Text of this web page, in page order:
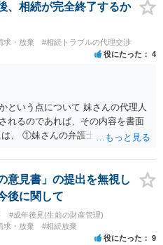
、相続が完全終了するか
求・放棄 #相続トラブルの代理交渉
役にたった 4
という点について 妹さんの代理人
れるのであれば、その内容を書面
、 ①妹さんの弁護士に対して、連
載した合意書等の書面を作成して
容をしっかり確認する。納得でき
、修正を求める。 なお、相続に
を確認する旨を記載してもらいま
件は終了となります。 ③合意書等
に署名捺印する。 という流れで
意見書」の提出を無視し
後に関して
#成年後見(生前の財産管理)
求・放棄 #相続放棄
役にたった 9